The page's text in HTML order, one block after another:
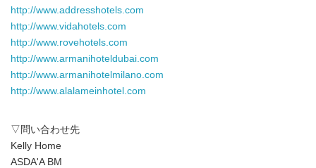
http://www.addresshotels.com
http://www.vidahotels.com
http://www.rovehotels.com
http://www.armanihoteldubai.com
http://www.armanihotelmilano.com
http://www.alalameinhotel.com
▽問い合わせ先
Kelly Home
ASDA'A BM